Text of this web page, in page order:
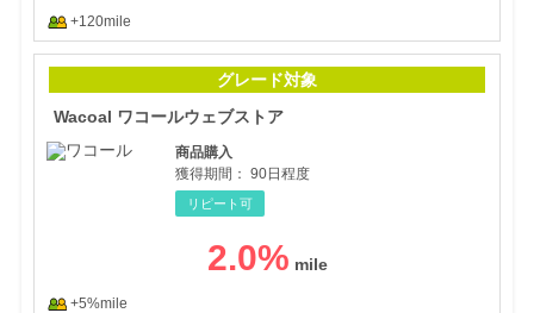
+120mile
グレード対象
Wacoal ワコールウェブストア
商品購入
獲得期間： 90日程度
リピート可
2.0%
+5%mile